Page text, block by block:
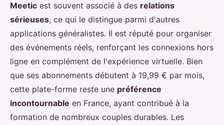
Meetic est souvent associé à des relations
sérieuses, ce qui le distingue parmi d'autres
applications généralistes. Il est réputé pour organiser
des événements réels, renforçant les connexions hors
ligne en complément de l'expérience virtuelle. Bien
que ses abonnements débutent à 19,99 € par mois,
cette plate-forme reste une préférence
incontournable en France, ayant contribué à la
formation de nombreux couples durables. Les